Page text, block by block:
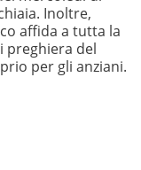
Inoltre,
affida a tutta la
preghiera del
per gli anziani.